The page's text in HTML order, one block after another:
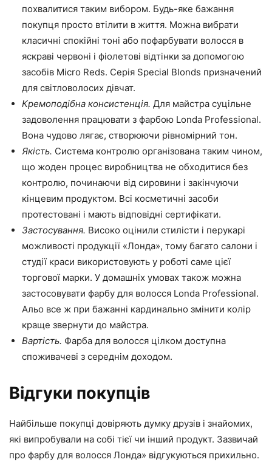
похвалитися таким вибором. Будь-яке бажання
покупця просто втілити в життя. Можна вибрати
класичні спокійні тоні або пофарбувати волосся в
яскраві червоні і фіолетові відтінки за допомогою
засобів Micro Reds. Серія Special Blonds призначений
для світловолосих дівчат.
Кремоподібна консистенція. Для майстра суцільне
задоволення працювати з фарбою Londa Professional.
Вона чудово лягає, створюючи рівномірний тон.
Якість. Система контролю організована таким чином,
що жоден процес виробництва не обходитися без
контролю, починаючи від сировини і закінчуючи
кінцевим продуктом. Всі косметичні засоби
протестовані і мають відповідні сертифікати.
Застосування. Високо оцінили стилісти і перукарі
можливості продукції «Лонда», тому багато салони і
студії краси використовують у роботі саме цієї
торгової марки. У домашніх умовах також можна
застосовувати фарбу для волосся Londa Professional.
Альо все ж при бажанні кардинально змінити колір
краще звернути до майстра.
Вартість. Фарба для волосся цілком доступна
споживачеві з середнім доходом.
Відгуки покупців
Найбільше покупці довіряють думку друзів і знайомих,
які випробували на собі тієї чи інший продукт. Зазвичай
про фарбу для волосся Лонда» відгукуються прихильно.